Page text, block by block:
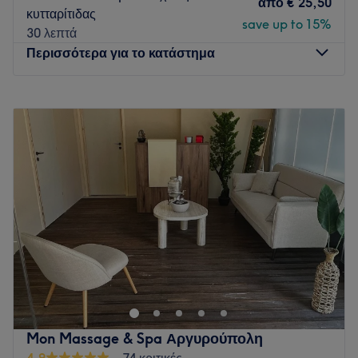
πλάτη ή πόδια
30 λεπτά
save up to 15%
Cellulite techniques /τεχνική
Περισσότερα για το κατάστημα
Δευτέρα
Κλειστό
Τρίτη
12:00– 21:00
Τετάρτη
12:00–21:00
Πέμπτη
12:00–
Παρασκευή
12:00–
Σάββατο
12:00–21:00
Κυριακή
12:00–20:00
Massage & Wellness Boutique είναι ένας ήσυχος, φιλόξενος
χώρος ευεξίας, δημιουργημένος για στιγμές χαλάρωσης και
προσωπικής φροντίδας. Κάθε συνεδρία σχεδιάζεται με